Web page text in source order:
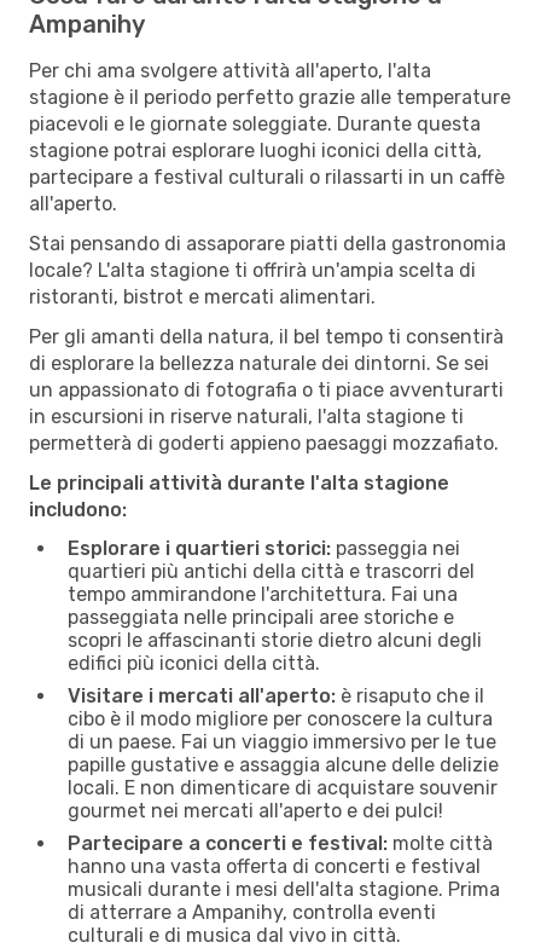
Ampanihy
Per chi ama svolgere attività all'aperto, l'alta
stagione è il periodo perfetto grazie alle temperature
piacevoli e le giornate soleggiate. Durante questa
stagione potrai esplorare luoghi iconici della città,
partecipare a festival culturali o rilassarti in un caffè
all'aperto.
Stai pensando di assaporare piatti della gastronomia
locale? L'alta stagione ti offrirà un'ampia scelta di
ristoranti, bistrot e mercati alimentari.
Per gli amanti della natura, il bel tempo ti consentirà
di esplorare la bellezza naturale dei dintorni. Se sei
un appassionato di fotografia o ti piace avventurarti
in escursioni in riserve naturali, l'alta stagione ti
permetterà di goderti appieno paesaggi mozzafiato.
Le principali attività durante l'alta stagione
includono:
Esplorare i quartieri storici: passeggia nei
quartieri più antichi della città e trascorri del
tempo ammirandone l'architettura. Fai una
passeggiata nelle principali aree storiche e
scopri le affascinanti storie dietro alcuni degli
edifici più iconici della città.
Visitare i mercati all'aperto: è risaputo che il
cibo è il modo migliore per conoscere la cultura
di un paese. Fai un viaggio immersivo per le tue
papille gustative e assaggia alcune delle delizie
locali. E non dimenticare di acquistare souvenir
gourmet nei mercati all'aperto e dei pulci!
Partecipare a concerti e festival: molte città
hanno una vasta offerta di concerti e festival
musicali durante i mesi dell'alta stagione. Prima
di atterrare a Ampanihy, controlla eventi
culturali e di musica dal vivo in città.